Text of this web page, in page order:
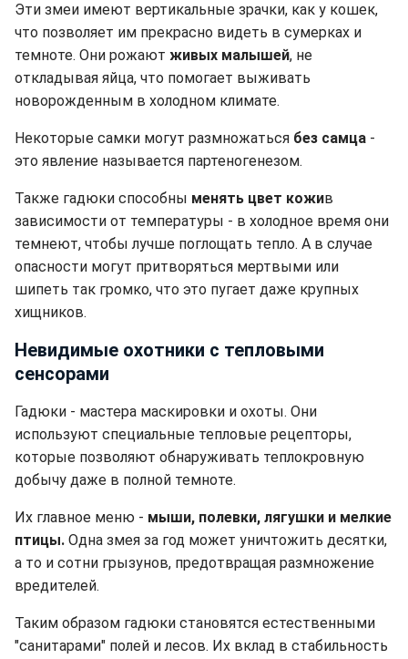
Эти змеи имеют вертикальные зрачки, как у кошек,
что позволяет им прекрасно видеть в сумерках и
темноте. Они рожают живых малышей, не
откладывая яйца, что помогает выживать
новорожденным в холодном климате.
Некоторые самки могут размножаться без самца -
это явление называется партеногенезом.
Также гадюки способны менять цвет кожив
зависимости от температуры - в холодное время они
темнеют, чтобы лучше поглощать тепло. А в случае
опасности могут притворяться мертвыми или
шипеть так громко, что это пугает даже крупных
хищников.
Невидимые охотники с тепловыми
сенсорами
Гадюки - мастера маскировки и охоты. Они
используют специальные тепловые рецепторы,
которые позволяют обнаруживать теплокровную
добычу даже в полной темноте.
Их главное меню - мыши, полевки, лягушки и мелкие
птицы. Одна змея за год может уничтожить десятки,
а то и сотни грызунов, предотвращая размножение
вредителей.
Таким образом гадюки становятся естественными
"санитарами" полей и лесов. Их вклад в стабильность